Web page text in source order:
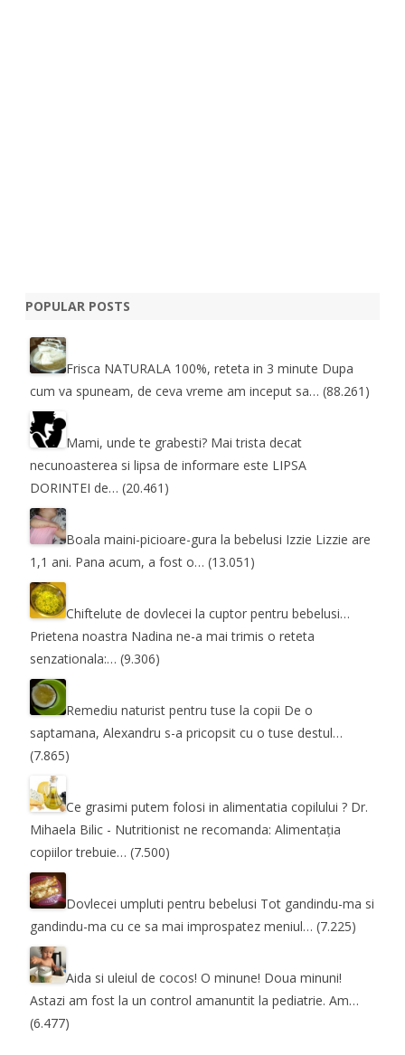
POPULAR POSTS
Frisca NATURALA 100%, reteta in 3 minute Dupa
cum va spuneam, de ceva vreme am inceput sa… (88.261)
Mami, unde te grabesti? Mai trista decat
necunoasterea si lipsa de informare este LIPSA
DORINTEI de… (20.461)
Boala maini-picioare-gura la bebelusi Izzie Lizzie are
1,1 ani. Pana acum, a fost o… (13.051)
Chiftelute de dovlecei la cuptor pentru bebelusi…
Prietena noastra Nadina ne-a mai trimis o reteta
senzationala:… (9.306)
Remediu naturist pentru tuse la copii De o
saptamana, Alexandru s-a pricopsit cu o tuse destul…
(7.865)
Ce grasimi putem folosi in alimentatia copilului ? Dr.
Mihaela Bilic - Nutritionist ne recomanda: Alimentația
copiilor trebuie… (7.500)
Dovlecei umpluti pentru bebelusi Tot gandindu-ma si
gandindu-ma cu ce sa mai improspatez meniul… (7.225)
Aida si uleiul de cocos! O minune! Doua minuni!
Astazi am fost la un control amanuntit la pediatrie. Am…
(6.477)